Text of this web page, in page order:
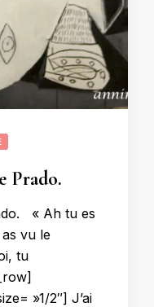
Prado.
« Ah tu es
vu le
tu
»1/2″] J’ai